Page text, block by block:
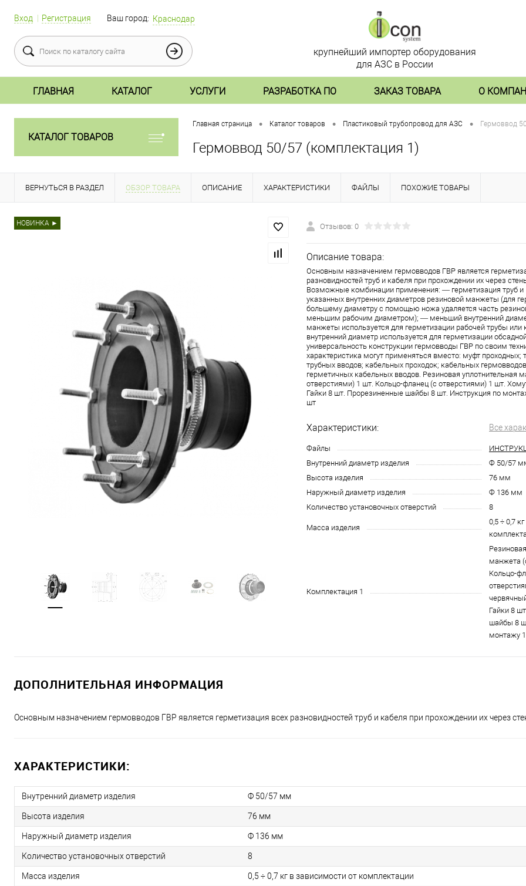
Вход Регистрация Ваш город: Краснодар
крупнейший импортер оборудования
для АЗС в России
ГЛАВНАЯ КАТАЛОГ УСЛУГИ РАЗРАБОТКА ПО ЗАКАЗ ТОВАРА О
КАТАЛОГ ТОВАРОВ
Главная страница • Каталог товаров • Пластиковый трубопровод для АЗС • Гермоввод
Гермоввод 50/57 (комплектация 1)
ВЕРНУТЬСЯ В РАЗДЕЛ ОБЗОР ТОВАРА ОПИСАНИЕ ХАРАКТЕРИСТИКИ ФАЙЛЫ ПОХОЖИЕ ТОВАРЫ
НОВИНКА ► Отзывов: 0
Описание товара:
Основным назначением гермовводов ГВР является
разновидностей труб и кабеля при прохождении их через
Возможные комбинации применения: — герметизация труб и
указанных внутренних диаметров резиновой манжеты (для
большему диаметру с помощью ножа удаляется часть
меньшим рабочим диаметром); — меньший внутренний
манжеты используется для герметизации рабочей трубы или
внутренний диаметр используется для герметизации
универсальность конструкции гермовводы ГВР по своим
характеристика могут применяться вместо: муфт проходных;
трубных вводов; кабельных проходок; кабельных
герметичных кабельных вводов. Резиновая уплотнительная
отверстиями) 1 шт. Кольцо-фланец (с отверстиями) 1 шт.
Гайки 8 шт. Прорезиненные шайбы 8 шт. Инструкция по
шт
Характеристики: Все
Файлы
Внутренний диаметр изделия
Ф 50/57
Высота изделия
76 мм
Наружный диаметр изделия
Ф 136 мм
Количество установочных отверстий
8
Масса изделия
0,5 ÷ 0,7
Комплектация 1
манжета
Кольцо-
Гайки 8
шайбы 8
монтажу
ДОПОЛНИТЕЛЬНАЯ ИНФОРМАЦИЯ
Основным назначением гермовводов ГВР является герметизация всех разновидностей труб и кабеля при прохождении их через
ХАРАКТЕРИСТИКИ:
Внутренний диаметр изделия Ф 50/57 мм
Высота изделия 76 мм
Наружный диаметр изделия Ф 136 мм
Количество установочных отверстий 8
Масса изделия 0,5 ÷ 0,7 кг в зависимости от комплектации